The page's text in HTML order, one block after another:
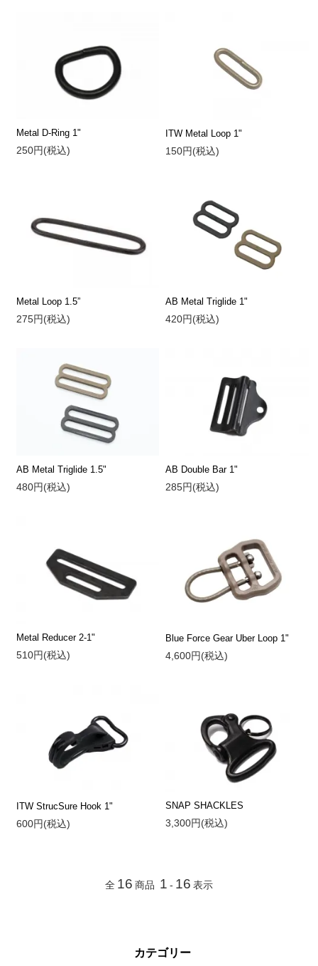
Metal D-Ring 1"
250円(税込)
ITW Metal Loop 1"
150円(税込)
Metal Loop 1.5”
275円(税込)
AB Metal Triglide 1"
420円(税込)
AB Metal Triglide 1.5"
480円(税込)
AB Double Bar 1"
285円(税込)
Metal Reducer 2-1"
510円(税込)
Blue Force Gear Uber Loop 1"
4,600円(税込)
ITW StrucSure Hook 1"
600円(税込)
SNAP SHACKLES
3,300円(税込)
全 16 商品 1 - 16 表示
カテゴリー